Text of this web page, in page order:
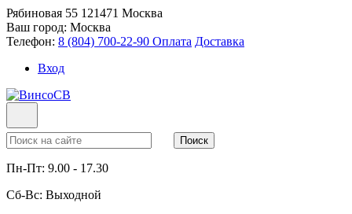
Рябиновая 55 121471 Москва
Ваш город: Москва
Телефон: 8 (804) 700-22-90 Оплата Доставка
Вход
Поиск
Пн-Пт: 9.00 - 17.30
Сб-Вс: Выходной